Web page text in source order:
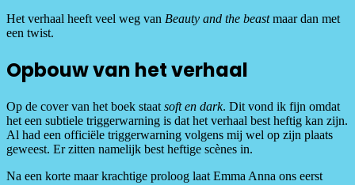
Het verhaal heeft veel weg van Beauty and the beastmaar dan met
een twist.
Opbouw van het verhaal
Op de cover van het boek staat soft en dark. Dit vond ik fijn omdat
het een subtiele triggerwarning is dat het verhaal best heftig kan zijn.
Al had een officiële triggerwarning volgens mij wel op zijn plaats
geweest. Er zitten namelijk best heftige scènes in.
Na een korte maar krachtige proloog laat Emma Anna ons eerst